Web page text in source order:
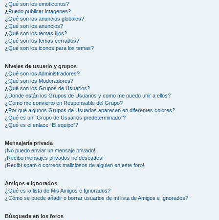
¿Qué son los emoticonos?
¿Puedo publicar imagenes?
¿Qué son los anuncios globales?
¿Qué son los anuncios?
¿Qué son los temas fijos?
¿Qué son los temas cerrados?
¿Qué son los iconos para los temas?
Niveles de usuario y grupos
¿Qué son los Administradores?
¿Qué son los Moderadores?
¿Qué son los Grupos de Usuarios?
¿Donde están los Grupos de Usuarios y como me puedo unir a ellos?
¿Cómo me convierto en Responsable del Grupo?
¿Por qué algunos Grupos de Usuarios aparecen en diferentes colores?
¿Qué es un “Grupo de Usuarios predeterminado”?
¿Qué es el enlace “El equipo”?
Mensajería privada
¡No puedo enviar un mensaje privado!
¡Recibo mensajes privados no deseados!
¡Recibí spam o correos maliciosos de alguien en este foro!
Amigos e Ignorados
¿Qué es la lista de Mis Amigos e Ignorados?
¿Cómo se puede añadir o borrar usuarios de mi lista de Amigos e Ignorados?
Búsqueda en los foros